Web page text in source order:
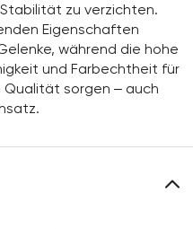
zu verzichten.
Eigenschaften
während die hohe
und Farbechtheit für
sorgen – auch